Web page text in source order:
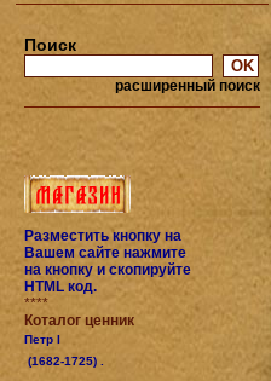
Поиск
расширенный поиск
Разместить кнопку на
Вашем сайте нажмите
на кнопку и скопируйте
HTML код.
****
Коталог ценник
Петр I
(1682-1725) .